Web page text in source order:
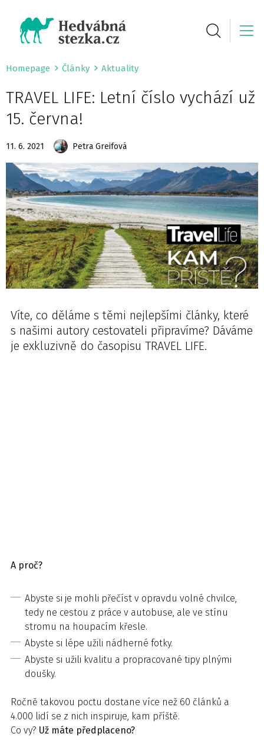
Homepage Články Aktuality
TRAVEL LIFE: Letní číslo vychází už
15. června!
11. 6. 2021 Petra Greifová
Víte, co děláme s těmi nejlepšími články, které
s našimi autory cestovateli připravíme? Dáváme
je exkluzivně do časopisu TRAVEL LIFE.
A proč?
Abyste si je mohli přečíst v opravdu volné chvilce,
tedy ne cestou z práce v autobuse, ale ve stínu
stromu na houpacím křesle.
Abyste si lépe užili nádherné fotky.
Abyste si užili kvalitu a propracované tipy plnými
doušky.
Ročně takovou poctu dostane více než 60 článků a
4.000 lidí se z nich inspiruje, kam příště.
Co vy? Už máte předplaceno?